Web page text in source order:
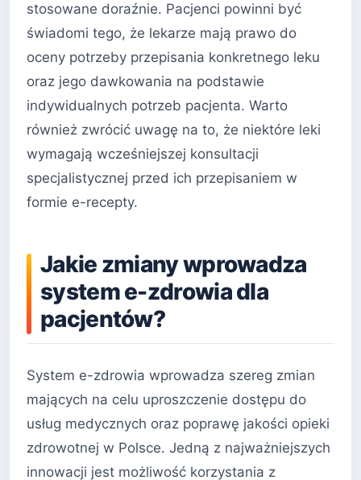
stosowane doraźnie. Pacjenci powinni być
świadomi tego, że lekarze mają prawo do
oceny potrzeby przepisania konkretnego leku
oraz jego dawkowania na podstawie
indywidualnych potrzeb pacjenta. Warto
również zwrócić uwagę na to, że niektóre leki
wymagają wcześniejszej konsultacji
specjalistycznej przed ich przepisaniem w
formie e-recepty.
Jakie zmiany wprowadza
system e-zdrowia dla
pacjentów?
System e-zdrowia wprowadza szereg zmian
mających na celu uproszczenie dostępu do
usług medycznych oraz poprawę jakości opieki
zdrowotnej w Polsce. Jedną z najważniejszych
innowacji jest możliwość korzystania z